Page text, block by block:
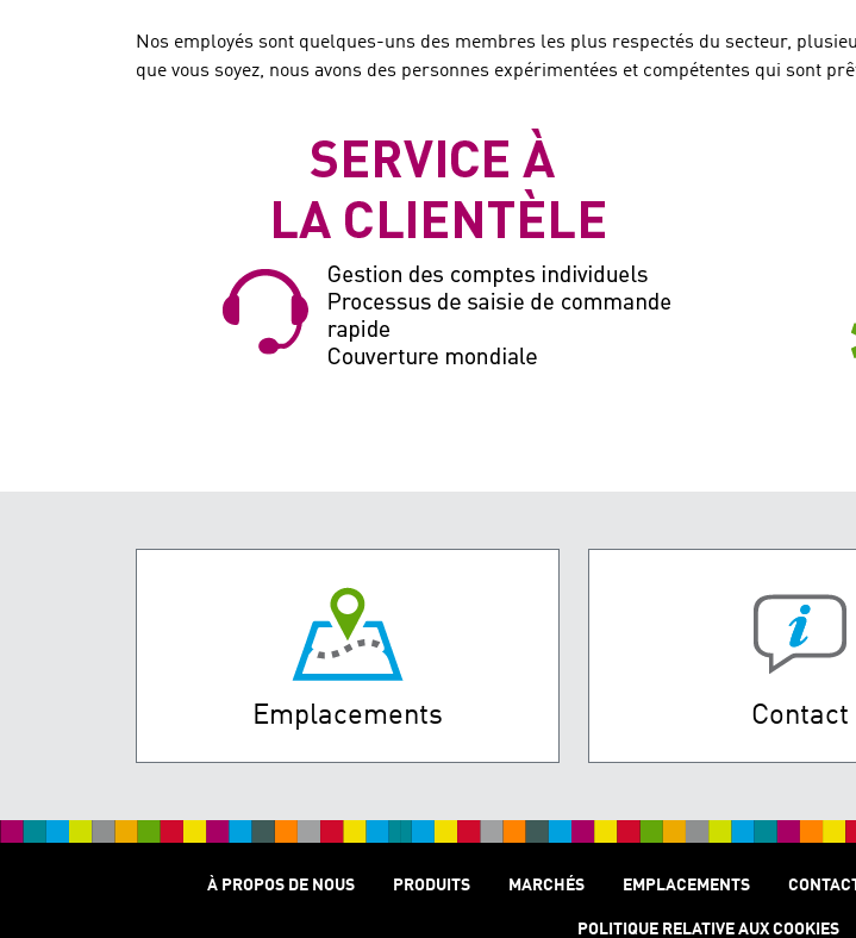
Nos employés sont quelques-uns des membres les plus respectés du secteur,
que vous soyez, nous avons des personnes expérimentées et compétentes qui sont
Emplacements Contact
À PROPOS DE NOUS PRODUITS MARCHÉS EMPLACEMENTS
POLITIQUE RELATIVE AUX COOKIES